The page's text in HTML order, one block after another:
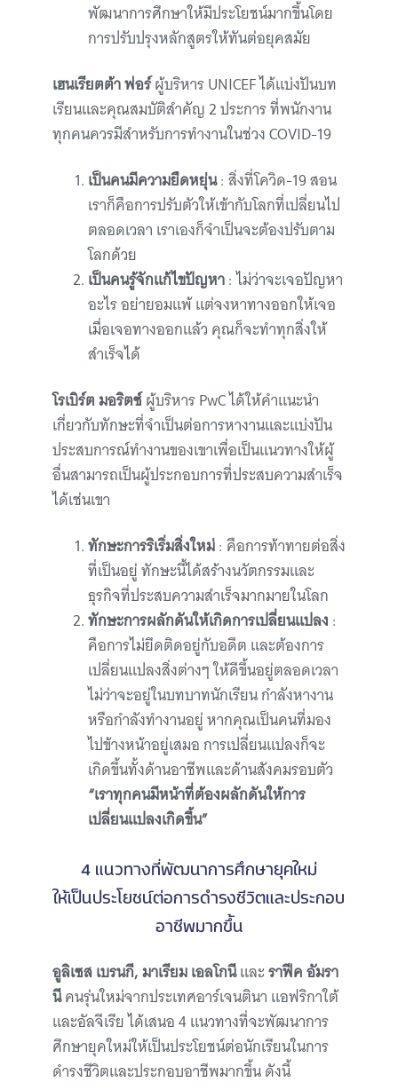
พัฒนาการศึกษาให้มีประโยชน์มากขึ้นโดย
การปรับปรุงหลักสูตรให้ทันต่อยุคสมัย
เฮนเรียตต้า ฟอร์ผู้บริหาร UNICEF ได้แบ่งปันบท
เรียนและคุณสมบัติสำคัญ 2 ประการ ที่พนักงาน
ทุกคนควรมีสำหรับการทำงานในช่วง COVID-19
เป็นคนมีความยืดหยุ่น: สิ่งที่โควิด-19 สอน
เราก็คือการปรับตัวให้เข้ากับโลกที่เปลี่ยนไป
ตลอดเวลา เราเองก็จำเป็นจะต้องปรับตาม
โลกด้วย
เป็นคนรู้จักแก้ไขปัญหา: ไม่ว่าจะเจอปัญหา
อะไร อย่ายอมแพ้ แต่จงหาทางออกให้เจอ
เมื่อเจอทางออกแล้ว คุณก็จะทำทุกสิ่งให้
สำเร็จได้
โรเบิร์ต มอริตซ์ผู้บริหาร PwC ได้ให้คำแนะนำ
เกี่ยวกับทักษะที่จำเป็นต่อการหางานและแบ่งปัน
ประสบการณ์ทำงานของเขาเพื่อเป็นแนวทางให้ผู้
อื่นสามารถเป็นผู้ประกอบการที่ประสบความสำเร็จ
ได้เช่นเขา
ทักษะการริเริ่มสิ่งใหม่: คือการท้าทายต่อสิ่ง
ที่เป็นอยู่ ทักษะนี้ได้สร้างนวัตกรรมและ
ธุรกิจที่ประสบความสำเร็จมากมายในโลก
ทักษะการผลักดันให้เกิดการเปลี่ยนแปลง :
คือการไม่ยึดติดอยู่กับอดีต และต้องการ
เปลี่ยนแปลงสิ่งต่างๆ ให้ดีขึ้นอยู่ตลอดเวลา
ไม่ว่าจะอยู่ในบทบาทนักเรียน กำลังหางาน
หรือกำลังทำงานอยู่ หากคุณเป็นคนที่มอง
ไปข้างหน้าอยู่เสมอ การเปลี่ยนแปลงก็จะ
เกิดขึ้นทั้งด้านอาชีพและด้านสังคมรอบตัว
“เราทุกคนมีหน้าที่ต้องผลักดันให้การ
เปลี่ยนแปลงเกิดขึ้น”
4 แนวทางที่พัฒนาการศึกษายุคใหม่
ให้เป็นประโยชน์ต่อการดำรงชีวิตและประกอบ
อาชีพมากขึ้น
อูลิเซส เบรนกี, มาเรียม เอลโกนีและราฟีค อัมรา
นีคนรุ่นใหม่จากประเทศอาร์เจนตินา แอฟริกาใต้
และอัลจีเรีย ได้เสนอ 4 แนวทางที่จะพัฒนาการ
ศึกษายุคใหม่ให้เป็นประโยชน์ต่อนักเรียนในการ
ดำรงชีวิตและประกอบอาชีพมากขึ้น ดังนี้